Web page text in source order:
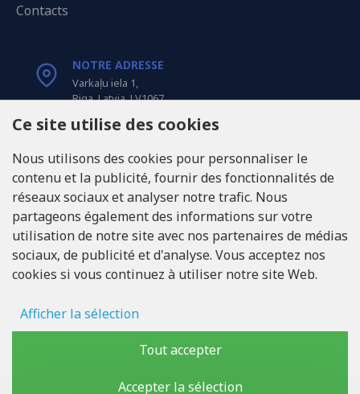
Contacts
NOTRE ADRESSE
Varkaļu iela 1,
Riga, Latvia, LV1067
Tel: +371 20371100
INFO@LUKONS.COM
COORDONNÉES DE L'ENTREPRISE
RITONE Sarl
Numéro de TVA LV40103717618
Ce site utilise des cookies
Nous utilisons des cookies pour personnaliser le
contenu et la publicité, fournir des fonctionnalités de
réseaux sociaux et analyser notre trafic. Nous
partageons également des informations sur votre
utilisation de notre site avec nos partenaires de médias
sociaux, de publicité et d'analyse. Vous acceptez nos
cookies si vous continuez à utiliser notre site Web.
Afficher la sélection
Stockage des publicités
Données d'utilisateur
Tout accepter
Accepter la sélection